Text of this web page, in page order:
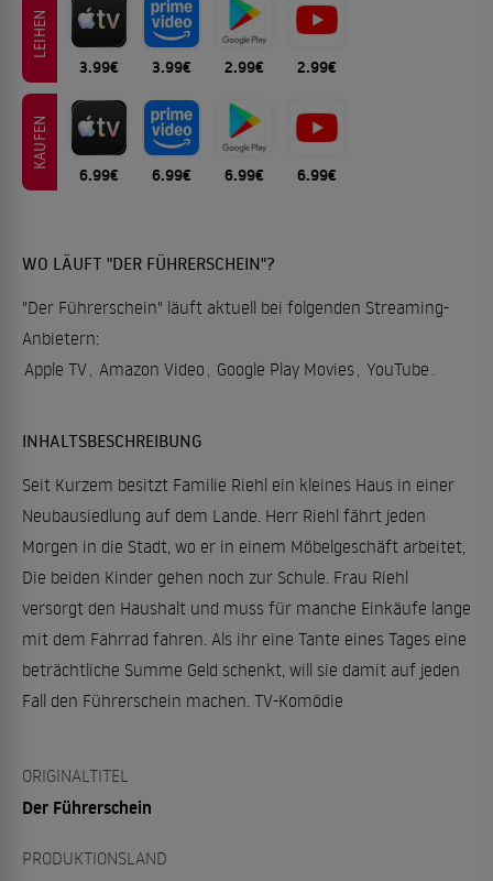
LEIHEN
3.99€ 3.99€ 2.99€ 2.99€
KAUFEN
6.99€ 6.99€ 6.99€ 6.99€
WO LÄUFT "DER FÜHRERSCHEIN"?
"Der Führerschein" läuft aktuell bei folgenden Streaming-
Anbietern:
Apple TV, Amazon Video , Google Play Movies, YouTube .
INHALTSBESCHREIBUNG
Seit Kurzem besitzt Familie Riehl ein kleines Haus in einer
Neubausiedlung auf dem Lande. Herr Riehl fährt jeden
Morgen in die Stadt, wo er in einem Möbelgeschäft arbeitet,
Die beiden Kinder gehen noch zur Schule. Frau Riehl
versorgt den Haushalt und muss für manche Einkäufe lange
mit dem Fahrrad fahren. Als ihr eine Tante eines Tages eine
beträchtliche Summe Geld schenkt, will sie damit auf jeden
Fall den Führerschein machen. TV-Komödie
ORIGINALTITEL
Der Führerschein
PRODUKTIONSLAND